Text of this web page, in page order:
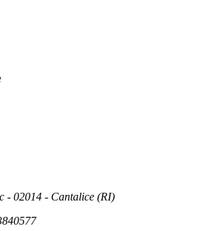
- 02014 - Cantalice (RI)